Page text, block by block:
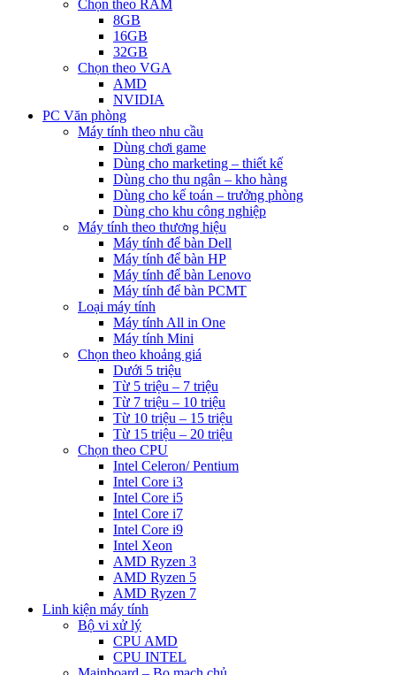
Chọn theo RAM
8GB
16GB
32GB
Chọn theo VGA
AMD
NVIDIA
PC Văn phòng
Máy tính theo nhu cầu
Dùng chơi game
Dùng cho marketing – thiết kế
Dùng cho thu ngân – kho hàng
Dùng cho kế toán – trưởng phòng
Dùng cho khu công nghiệp
Máy tính theo thương hiệu
Máy tính để bàn Dell
Máy tính để bàn HP
Máy tính để bàn Lenovo
Máy tính để bàn PCMT
Loại máy tính
Máy tính All in One
Máy tính Mini
Chọn theo khoảng giá
Dưới 5 triệu
Từ 5 triệu – 7 triệu
Từ 7 triệu – 10 triệu
Từ 10 triệu – 15 triệu
Từ 15 triệu – 20 triệu
Chọn theo CPU
Intel Celeron/ Pentium
Intel Core i3
Intel Core i5
Intel Core i7
Intel Core i9
Intel Xeon
AMD Ryzen 3
AMD Ryzen 5
AMD Ryzen 7
Linh kiện máy tính
Bộ vi xử lý
CPU AMD
CPU INTEL